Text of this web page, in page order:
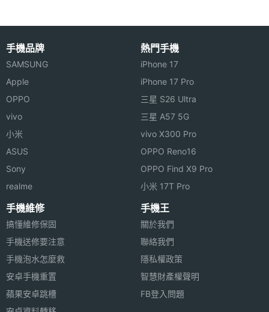
Kodak Ektra 功能特色
◎ 採用 Android 6.0 Marshmallow 作業系統
◎ 5 吋 1,920 x 1,080pixels 解析度（441ppi）
◎ 內建 MediaTek Helio X20, 2.3GHz + 2GHz +
1.4GHz 十核心處理器
尺寸
主螢幕
觸控
相機規格
主相機
畫素
主相機
感光元
件
手機品牌
SAMSUNG
Apple
OPPO
vivo
小米
ASUS
Sony
realme
熱門手機
iPhone 17
iPhone 17 Pro
三星 S26 Ultra
三星 A57 5G
vivo X300 Pro
OPPO Reno16
OPPO Find X9 Pro
小米 17T Pro
手機維修
搞懂維修保固
手機送修要注意
手機泡水怎麼救
安卓手機重置
蘋果安卓跳槽
手機王
關於我們
聯絡我們
隱私權政策
智慧財產權聲明
FB登入問題